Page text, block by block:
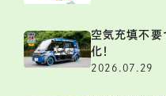
空気充填不要
化！
2026.07.29